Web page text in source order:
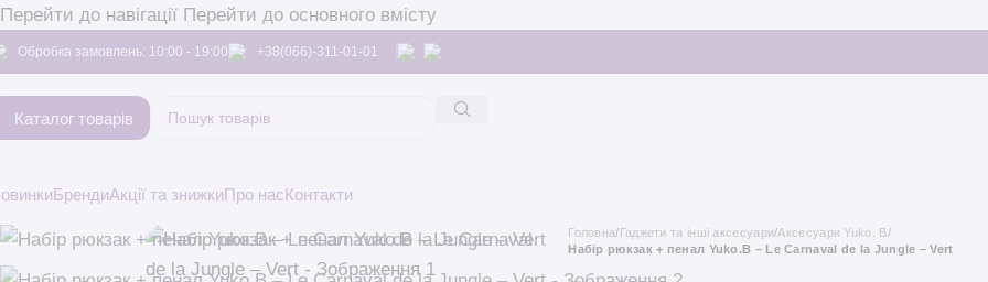
Перейти до навігації Перейти до основного вмісту
Обробка замовлень: 10:00 - 19:00 +38(066)-311-01-01
Каталог товарів
БрендиАкції та знижкиПро насКонтакти
Головна/Гаджети та інші аксесуари/Аксесуари Yuko. B/
Набір рюкзак + пенал Yuko.B – Le Carnaval de la Jungle – Vert